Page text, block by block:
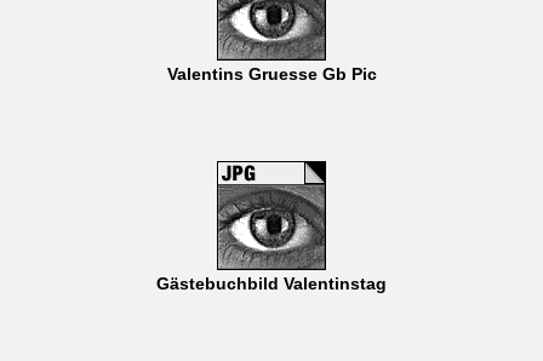
Valentins Gruesse Gb Pic
Gästebuchbild Valentinstag